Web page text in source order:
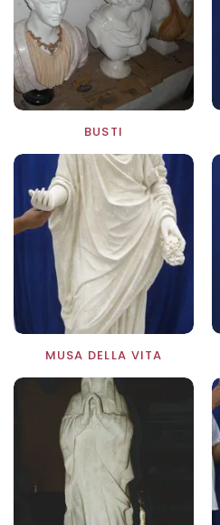
BUSTI
MUSA DELLA VITA